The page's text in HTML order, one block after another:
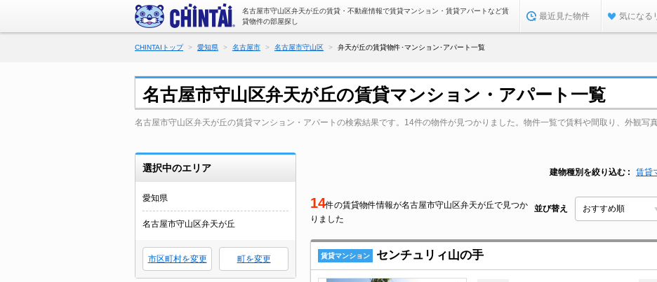
名古屋市守山区弁天が丘の賃貸・不動産情報で賃貸マンション・賃貸アパートなど賃
貸物件の部屋探し
最近見た物件 気になる
CHINTAIトップ 愛知県 名古屋市 名古屋市守山区 弁天が丘の賃貸物件･マンション･アパート一覧
名古屋市守山区弁天が丘の賃貸マンション・アパート一覧
名古屋市守山区弁天が丘の賃貸マンション・アパートの検索結果です。14件の物件が見つかりました。物件一覧で賃料や間取り、外観写
選択中のエリア
愛知県
名古屋市守山区弁天が丘
市区町村を変更 町を変更
建物種別を絞り込む 賃貸
14件の賃貸物件情報が名古屋市守山区弁天が丘で見つか
りました
並び替え
賃貸マンション センチュリィ山の手